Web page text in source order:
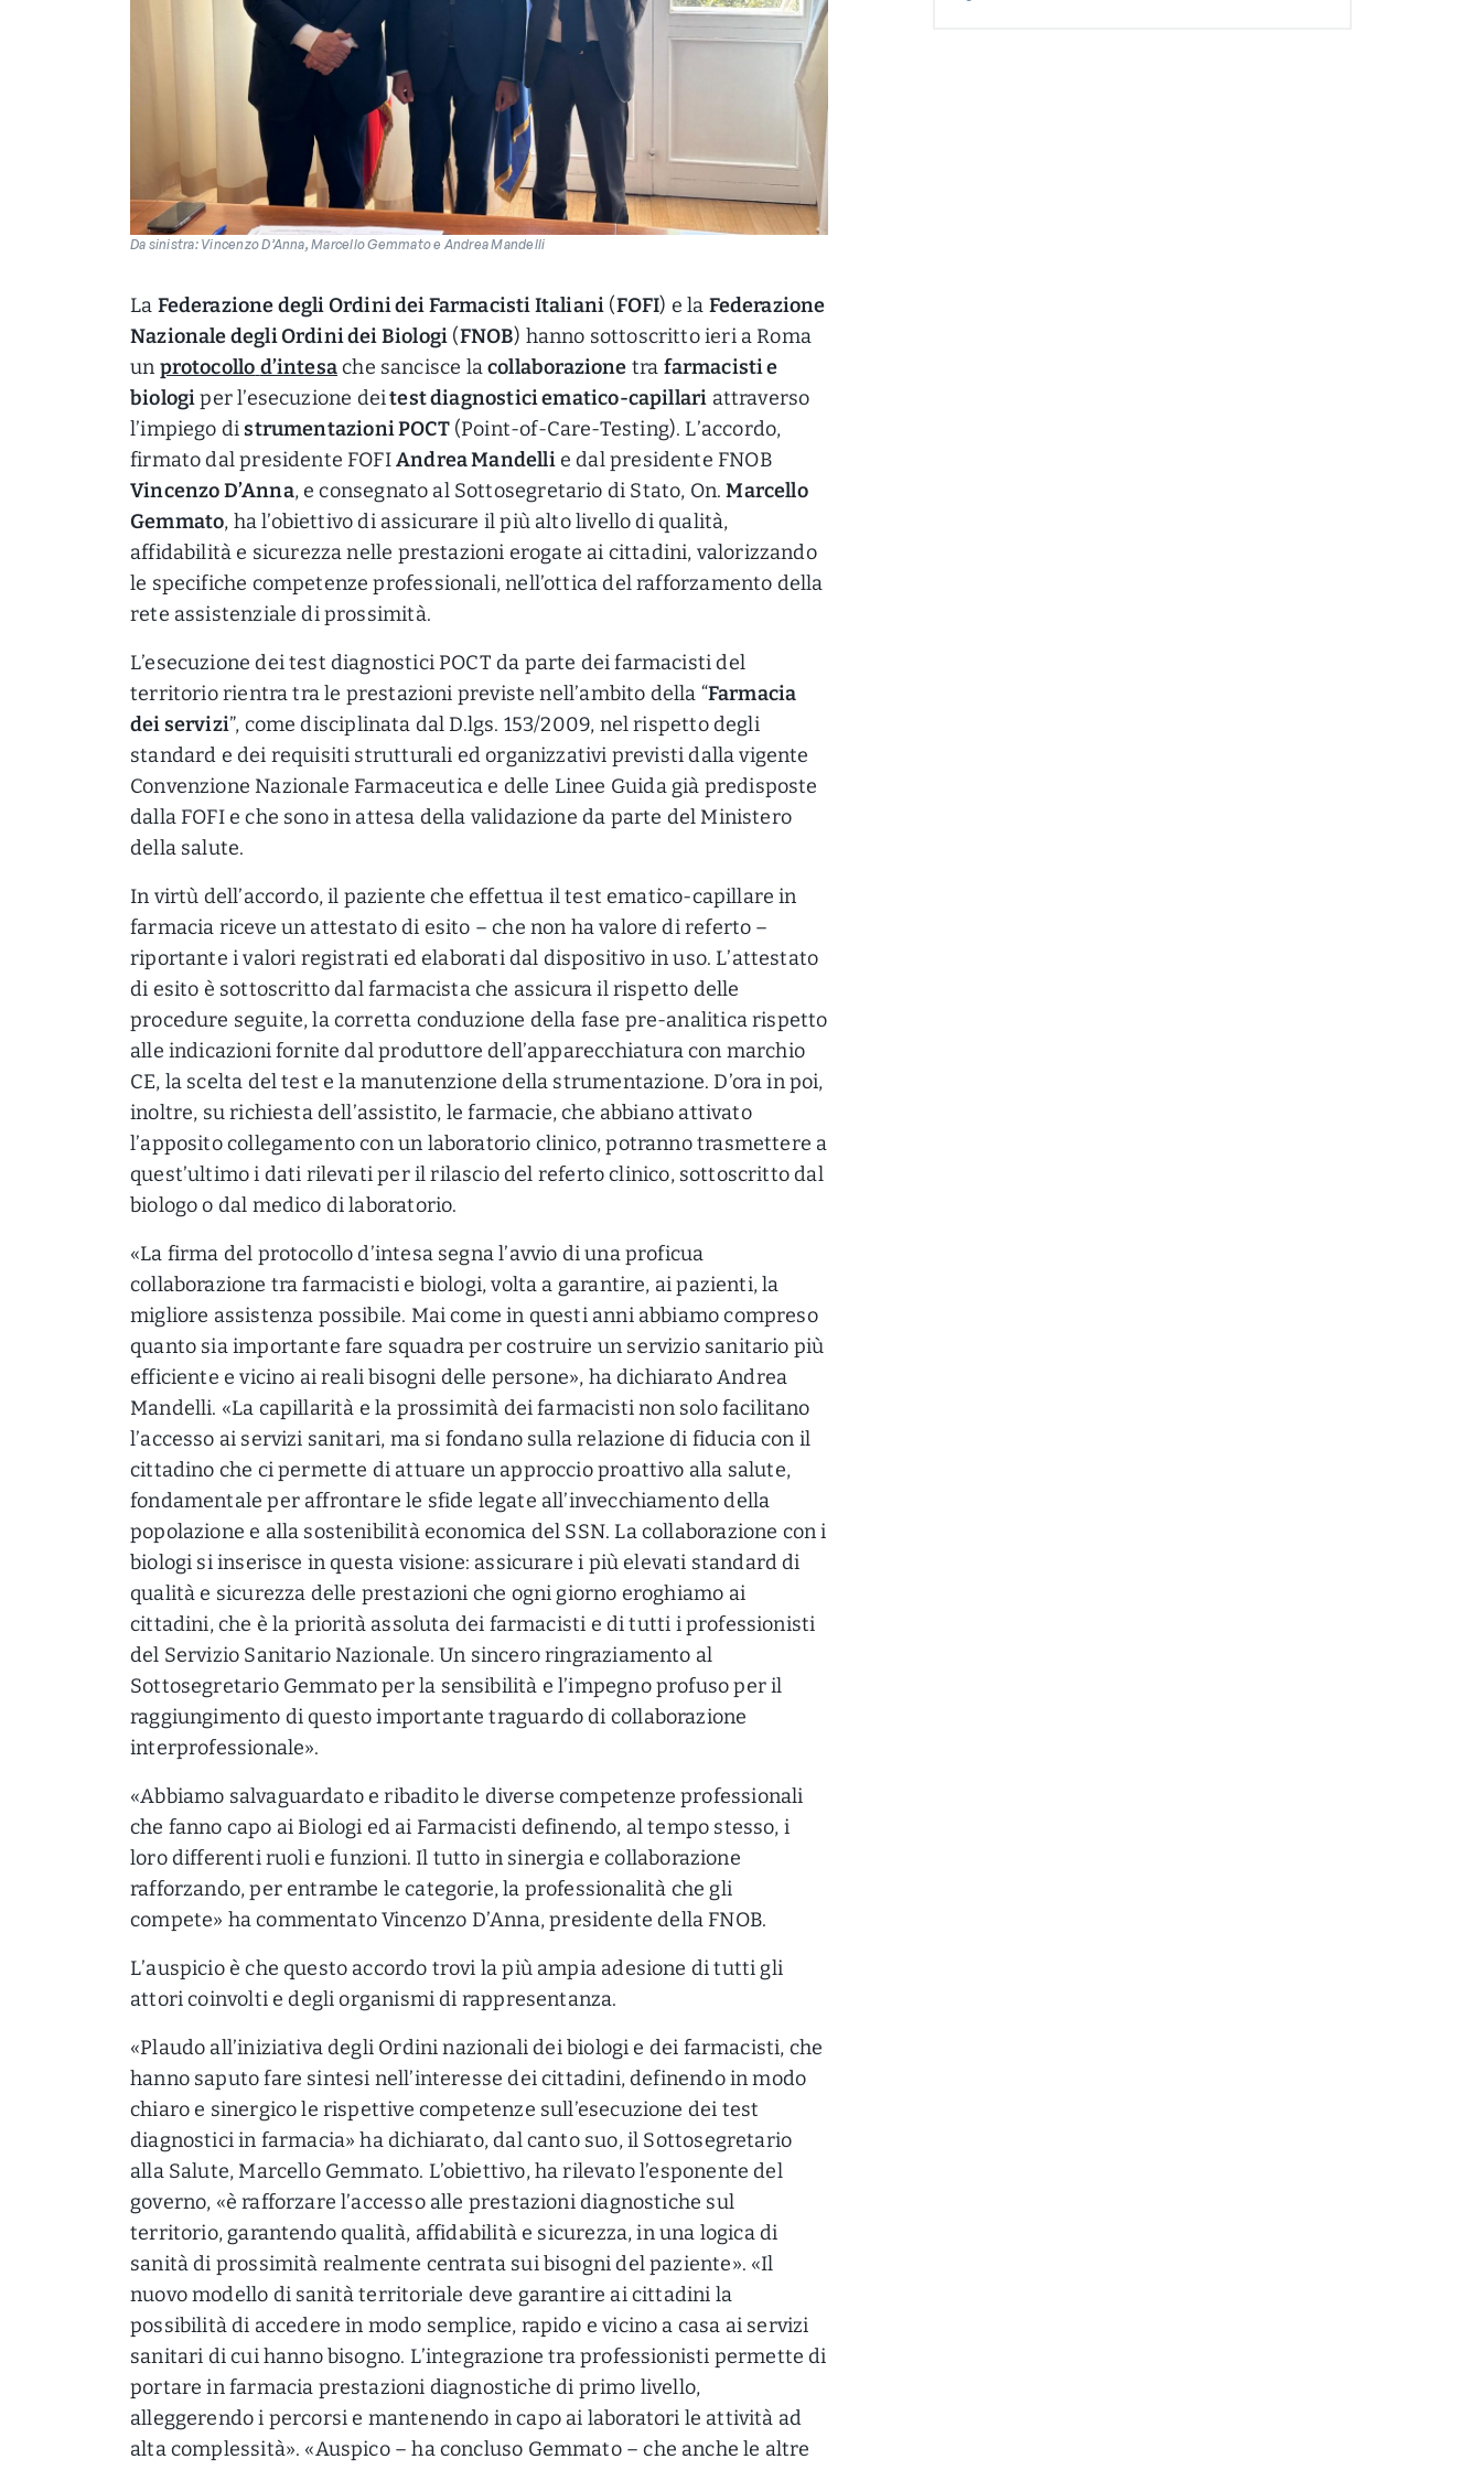
Da sinistra: Vincenzo D’Anna, Marcello Gemmato e Andrea Mandelli
La Federazione degli Ordini dei Farmacisti Italiani (FOFI) e la Federazione
Nazionale degli Ordini dei Biologi (FNOB) hanno sottoscritto ieri a Roma
un protocollo d’intesache sancisce lacollaborazione tra farmacisti e
biologiper l’esecuzione deitest diagnostici ematico-capillari attraverso
l’impiego distrumentazioni POCT(Point-of-Care-Testing). L’accordo,
firmato dal presidente FOFIAndrea Mandellie dal presidente FNOB
Vincenzo D’Anna, e consegnato al Sottosegretario di Stato, On.Marcello
Gemmato, ha l’obiettivo di assicurare il più alto livello di qualità,
affidabilità e sicurezza nelle prestazioni erogate ai cittadini, valorizzando
le specifiche competenze professionali, nell’ottica del rafforzamento della
rete assistenziale di prossimità.
L’esecuzione dei test diagnostici POCT da parte dei farmacisti del
territorio rientra tra le prestazioni previste nell’ambito della “Farmacia
dei servizi”, come disciplinata dal D.lgs. 153/2009, nel rispetto degli
standard e dei requisiti strutturali ed organizzativi previsti dalla vigente
Convenzione Nazionale Farmaceutica e delle Linee Guida già predisposte
dalla FOFI e che sono in attesa della validazione da parte del Ministero
della salute.
In virtù dell’accordo, il paziente che effettua il test ematico-capillare in
farmacia riceve un attestato di esito – che non ha valore di referto –
riportante i valori registrati ed elaborati dal dispositivo in uso. L’attestato
di esito è sottoscritto dal farmacista che assicura il rispetto delle
procedure seguite, la corretta conduzione della fase pre-analitica rispetto
alle indicazioni fornite dal produttore dell’apparecchiatura con marchio
CE, la scelta del test e la manutenzione della strumentazione. D’ora in poi,
inoltre, su richiesta dell’assistito, le farmacie, che abbiano attivato
l’apposito collegamento con un laboratorio clinico, potranno trasmettere a
quest’ultimo i dati rilevati per il rilascio del referto clinico, sottoscritto dal
biologo o dal medico di laboratorio.
«La firma del protocollo d’intesa segna l’avvio di una proficua
collaborazione tra farmacisti e biologi, volta a garantire, ai pazienti, la
migliore assistenza possibile. Mai come in questi anni abbiamo compreso
quanto sia importante fare squadra per costruire un servizio sanitario più
efficiente e vicino ai reali bisogni delle persone», ha dichiarato Andrea
Mandelli. «La capillarità e la prossimità dei farmacisti non solo facilitano
l’accesso ai servizi sanitari, ma si fondano sulla relazione di fiducia con il
cittadino che ci permette di attuare un approccio proattivo alla salute,
fondamentale per affrontare le sfide legate all’invecchiamento della
popolazione e alla sostenibilità economica del SSN. La collaborazione con i
biologi si inserisce in questa visione: assicurare i più elevati standard di
qualità e sicurezza delle prestazioni che ogni giorno eroghiamo ai
cittadini, che è la priorità assoluta dei farmacisti e di tutti i professionisti
del Servizio Sanitario Nazionale. Un sincero ringraziamento al
Sottosegretario Gemmato per la sensibilità e l’impegno profuso per il
raggiungimento di questo importante traguardo di collaborazione
interprofessionale».
«Abbiamo salvaguardato e ribadito le diverse competenze professionali
che fanno capo ai Biologi ed ai Farmacisti definendo, al tempo stesso, i
loro differenti ruoli e funzioni. Il tutto in sinergia e collaborazione
rafforzando, per entrambe le categorie, la professionalità che gli
compete» ha commentato Vincenzo D’Anna, presidente della FNOB.
L’auspicio è che questo accordo trovi la più ampia adesione di tutti gli
attori coinvolti e degli organismi di rappresentanza.
«Plaudo all’iniziativa degli Ordini nazionali dei biologi e dei farmacisti, che
hanno saputo fare sintesi nell’interesse dei cittadini, definendo in modo
chiaro e sinergico le rispettive competenze sull’esecuzione dei test
diagnostici in farmacia» ha dichiarato, dal canto suo, il Sottosegretario
alla Salute, Marcello Gemmato. L’obiettivo, ha rilevato l’esponente del
governo, «è rafforzare l’accesso alle prestazioni diagnostiche sul
territorio, garantendo qualità, affidabilità e sicurezza, in una logica di
sanità di prossimità realmente centrata sui bisogni del paziente». «Il
nuovo modello di sanità territoriale deve garantire ai cittadini la
possibilità di accedere in modo semplice, rapido e vicino a casa ai servizi
sanitari di cui hanno bisogno. L’integrazione tra professionisti permette di
portare in farmacia prestazioni diagnostiche di primo livello,
alleggerendo i percorsi e mantenendo in capo ai laboratori le attività ad
alta complessità». «Auspico – ha concluso Gemmato – che anche le altre